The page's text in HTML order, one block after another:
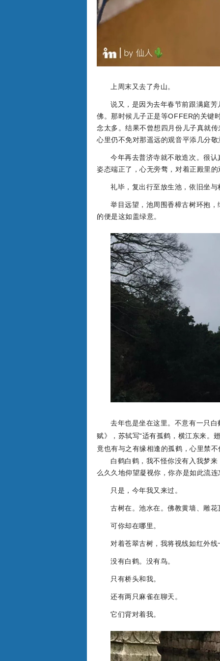
上周末又去了舟山。
说又，是因为去年春节前跟满庭
佛。那时候儿子正是等OFFER的关键
念太多。结果不曾想四月份儿子真就
心里仍不免对那遥远的观音平添几分
今年再去普济寺就不敢造次。很
姿态端正了，心无旁骛，对着正殿里
礼毕，复出行至放生池，依旧坐与
举目远望，池周围香樟古树环抱
的便是这如盖绿意。
去年也是坐在这里。不意有一只
赋》，苏轼写“适有孤鹤，横江东来。
竟也有与之有缘相逢的孤鹤，心里禁
白鹤白鹤，我不怪你没有入我梦
么久久地仰望凝视你，你亦是如此流
只是，今年我又来过。
古树在。池水在。佛教黄墙、雕花
可你却在哪里。
对着苍翠古树，我将视线如红外
没有白鹤。没有鸟。
只有桥头和我。
还有两只麻雀在聊天。
它们背对着我。